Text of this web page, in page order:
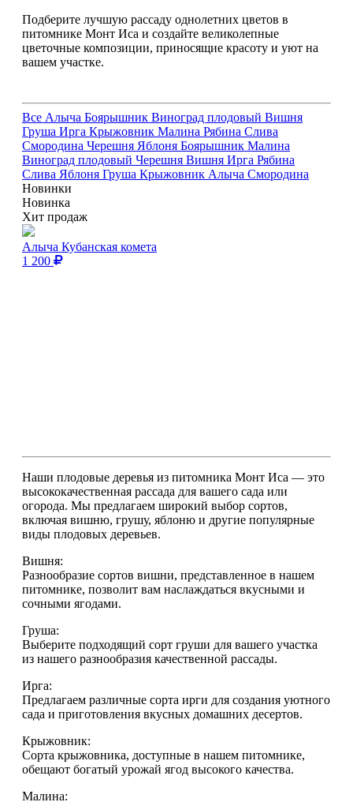
Подберите лучшую рассаду однолетних цветов в
питомнике Монт Иса и создайте великолепные
цветочные композиции, приносящие красоту и уют на
вашем участке.
Все Алыча Боярышник Виноград плодовый Вишня
Груша Ирга Крыжовник Малина Рябина Слива
Смородина Черешня Яблоня Боярышник Малина
Виноград плодовый Черешня Вишня Ирга Рябина
Слива Яблоня Груша Крыжовник Алыча Смородина
Новинки
Новинка
Хит продаж
Алыча Кубанская комета
1 200
Наши плодовые деревья из питомника Монт Иса — это
высококачественная рассада для вашего сада или
огорода. Мы предлагаем широкий выбор сортов,
включая вишню, грушу, яблоню и другие популярные
виды плодовых деревьев.
Вишня:
Разнообразие сортов вишни, представленное в нашем
питомнике, позволит вам наслаждаться вкусными и
сочными ягодами.
Груша:
Выберите подходящий сорт груши для вашего участка
из нашего разнообразия качественной рассады.
Ирга:
Предлагаем различные сорта ирги для создания уютного
сада и приготовления вкусных домашних десертов.
Крыжовник:
Сорта крыжовника, доступные в нашем питомнике,
обещают богатый урожай ягод высокого качества.
Малина: